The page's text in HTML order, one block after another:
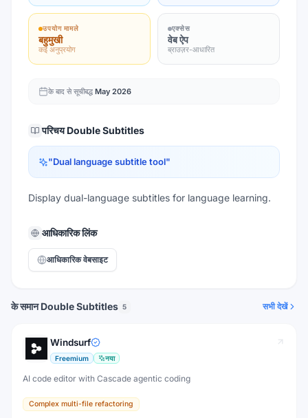
उपयोग मामले
बहुमुखी
कई अनुप्रयोग
एक्सेस
वेब ऐप
ब्राउज़र-आधारित
के बाद से सूचीबद्ध May 2026
परिचय Double Subtitles
"Dual language subtitle tool"
Display dual-language subtitles for language learning.
आधिकारिक लिंक
आधिकारिक वेबसाइट
के समान Double Subtitles 5 सभी देखें
Windsurf
Freemium नया
AI code editor with Cascade agentic coding
Complex multi-file refactoring